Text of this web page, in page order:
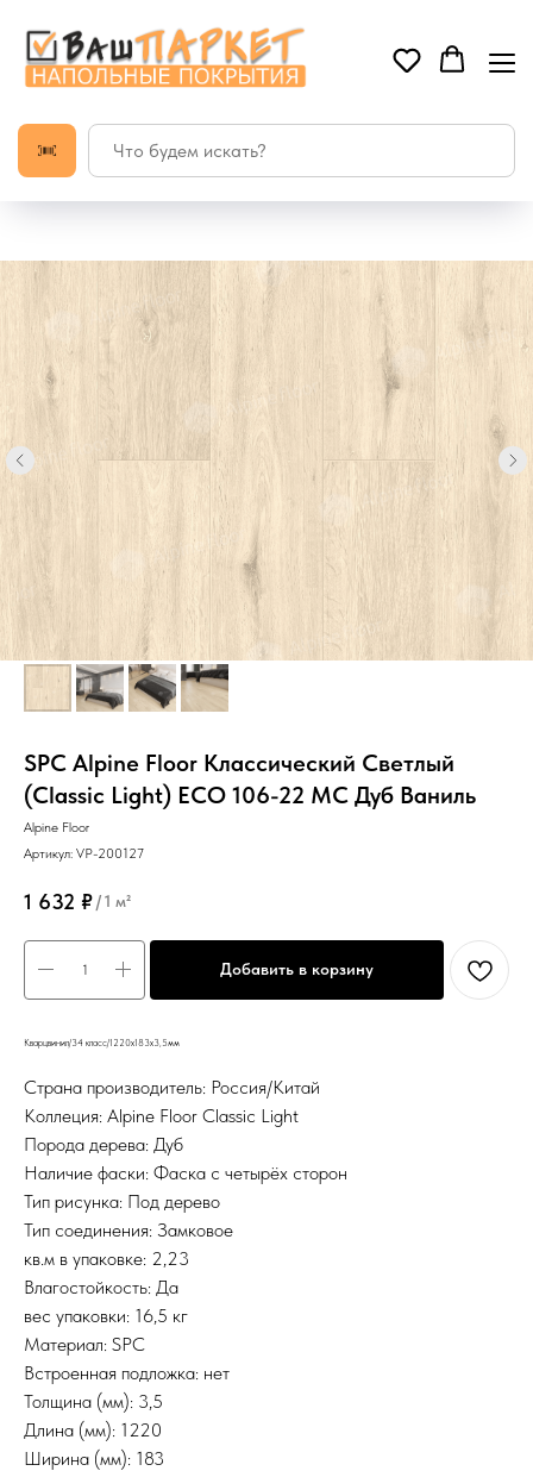
SPC Alpine Floor Классический Светлый
(Classic Light) ECO 106-22 MC Дуб Ваниль
Alpine Floor
Артикул: VP-200127
1 632 ₽/1 м²
Добавить в корзину
Кварцвинил/34 класс/1220х183х3,5мм
Страна производитель: Россия/Китай
Коллеция: Alpine Floor Classic Light
Порода дерева: Дуб
Наличие фаски: Фаска с четырёх сторон
Тип рисунка: Под дерево
Тип соединения: Замковое
кв.м в упаковке: 2,23
Влагостойкость: Да
вес упаковки: 16,5 кг
Материал: SPC
Встроенная подложка: нет
Толщина (мм): 3,5
Длина (мм): 1220
Ширина (мм): 183